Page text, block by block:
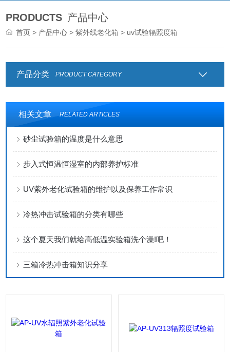
PRODUCTS 产品中心
首页 > 产品中心 >紫外线老化箱 > uv试验辐照度箱
产品分类 PRODUCT CATEGORY
相关文章 RELATED ARTICLES
砂尘试验箱的温度是什么意思
步入式恒温恒湿室的内部养护标准
UV紫外老化试验箱的维护以及保养工作常识
冷热冲击试验箱的分类有哪些
这个夏天我们就给高低温实验箱洗个澡!吧！
三箱冷热冲击箱知识分享